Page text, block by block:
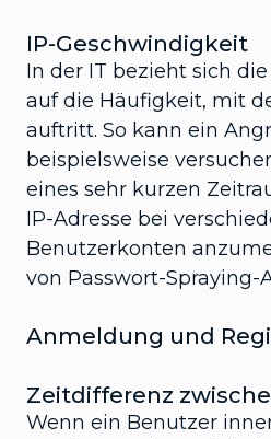
IP-Geschwindigkeit
In der IT bezieht sich
auf die Häufigkeit, mit
auftritt. So kann ein
beispielsweise
eines sehr kurzen
IP-Adresse bei
Benutzerkonten
von Passwort-Spraying-
Anmeldung und
Zeitdifferenz
Wenn ein Benutzer